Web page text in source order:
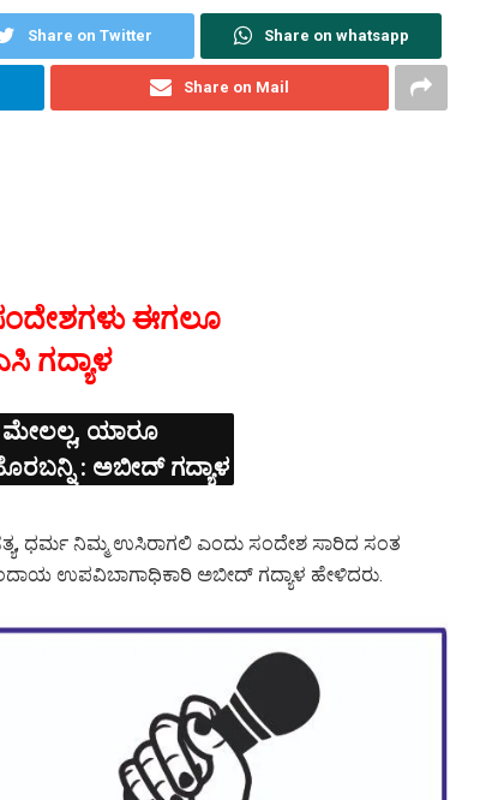
Share on Twitter Share on whatsapp
Share on Mail
ಈಗಲೂ
ಗದ್ಯಾಳ
ಮೇಲಲ್ಲ, ಯಾರೂ
: ಅಬೀದ್ ಗದ್ಯಾಳ
ಧರ್ಮ ನಿಮ್ಮ ಉಸಿರಾಗಲಿ ಎಂದು ಸಂದೇಶ ಸಾರಿದ ಸಂತ
ಉಪವಿಬಾಗಾಧಿಕಾರಿ ಅಬೀದ್ ಗದ್ಯಾಳ ಹೇಳಿದರು.